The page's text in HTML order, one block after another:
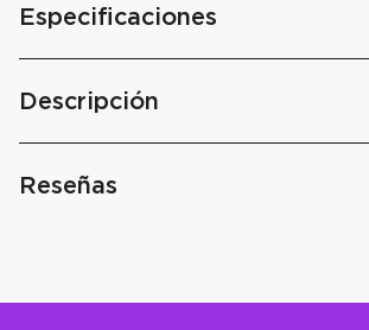
Especificaciones
Descripción
Reseñas